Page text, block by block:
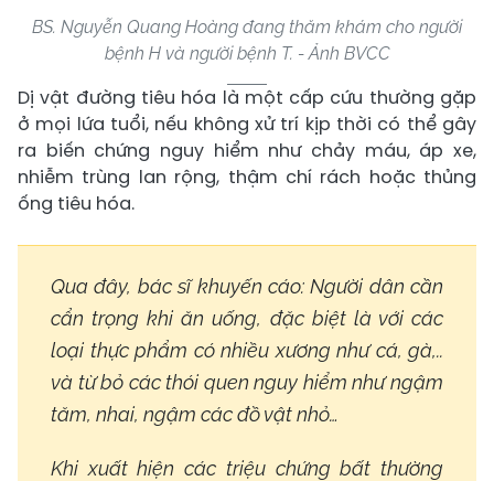
BS. Nguyễn Quang Hoàng đang thăm khám cho người
bệnh H và người bệnh T. - Ảnh BVCC
Dị vật đường tiêu hóa là một cấp cứu thường gặp
ở mọi lứa tuổi, nếu không xử trí kịp thời có thể gây
ra biến chứng nguy hiểm như chảy máu, áp xe,
nhiễm trùng lan rộng, thậm chí rách hoặc thủng
ống tiêu hóa.
Qua đây, bác sĩ khuyến cáo: Người dân cần
cẩn trọng khi ăn uống, đặc biệt là với các
loại thực phẩm có nhiều xương như cá, gà,..
và từ bỏ các thói quen nguy hiểm như ngậm
tăm, nhai, ngậm các đồ vật nhỏ…
Khi xuất hiện các triệu chứng bất thường